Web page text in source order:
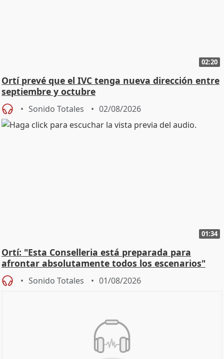
02:20
Ortí prevé que el IVC tenga nueva dirección entre
septiembre y octubre
Sonido Totales 02/08/2026
01:34
Ortí: "Esta Conselleria está preparada para
afrontar absolutamente todos los escenarios"
Sonido Totales 01/08/2026